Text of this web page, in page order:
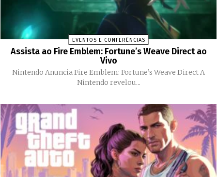
EVENTOS E CONFERÊNCIAS
Assista ao Fire Emblem: Fortune’s Weave Direct ao
Vivo
Nintendo Anuncia Fire Emblem: Fortune’s Weave Direct A
Nintendo revelou...